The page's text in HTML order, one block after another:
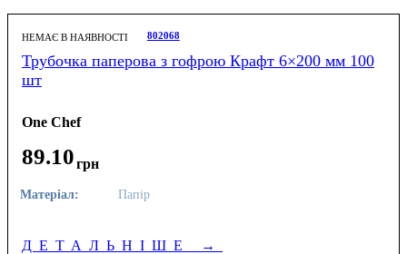
НЕМАЄ В НАЯВНОСТІ 802068
Трубочка паперова з гофрою Крафт 6×200 мм 100
шт
One Chef
89.10грн
Матеріал: Папір
ДЕТАЛЬНІШЕ →